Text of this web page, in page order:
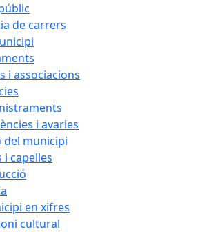
de carrers
i associacions
i avaries
municipi
i capelles
en xifres
cultural